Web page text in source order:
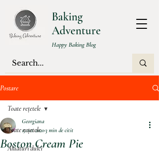
Baking
Adventure
Happy Baking Blog
Postare
Toate rețetele
Aluaturi dulci
Toate rețetele
Boston Cream Pie
Georgiana
15 oct. 20203 min de citit